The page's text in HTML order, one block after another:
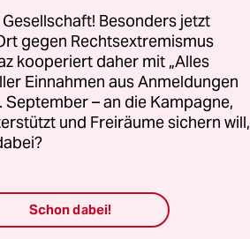
und
ihnen dabei
Nur
eine
heute
Besonders jetzt
gegen Rechtsextremismus
kooperiert daher mit „Alles
Einnahmen aus Anmeldungen
September – an die Kampagne,
und Freiräume sichern will,
Schon dabei!